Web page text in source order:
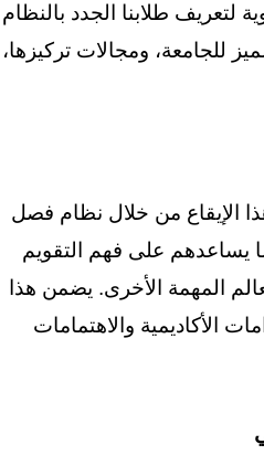
لتعريف طلابنا الجدد بالنظام
للجامعة، ومجالات تركيزها،
الإيقاع من خلال نظام فصل
يساعدهم على فهم التقويم
المهمة الأخرى. يضمن هذا
الأكاديمية والاهتمامات